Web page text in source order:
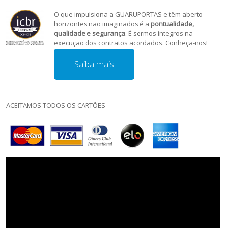
O que impulsiona a GUARUPORTAS e têm aberto
horizontes não imaginados é a pontualidade,
qualidade e segurança. É sermos íntegros na
execução dos contratos acordados. Conheça-nos!
Saiba mais
ACEITAMOS TODOS OS CARTÕES